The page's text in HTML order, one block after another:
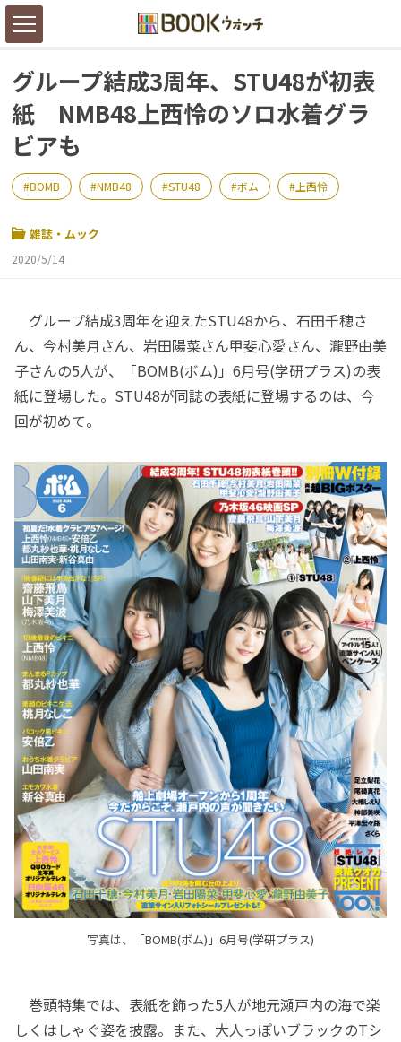
グループ結成3周年、STU48が初表
紙 NMB48上西怜のソロ水着グラ
ビアも
BOMB NMB48 STU48 ボム 上西怜
雑誌・ムック
2020/5/14
グループ結成3周年を迎えたSTU48から、石田千穂さ
ん、今村美月さん、岩田陽菜さん甲斐心愛さん、瀧野由美
子さんの5人が、「BOMB(ボム)」6月号(学研プラス)の表
紙に登場した。STU48が同誌の表紙に登場するのは、今
回が初めて。
写真は、「BOMB(ボム)」6月号(学研プラス)
巻頭特集では、表紙を飾った5人が地元瀬戸内の海で楽
しくはしゃぐ姿を披露。また、大人っぽいブラックのTシ